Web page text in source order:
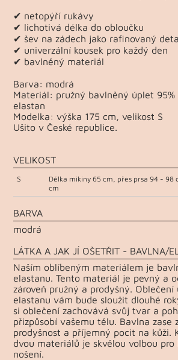
✔ netopýří rukávy
✔ lichotivá délka do obloučku
✔ šev na zádech jako rafinovaný
✔ univerzální kousek pro každý den
✔ bavlněný materiál
Barva: modrá
Materiál: pružný bavlněný úplet 95%
elastan
Modelka: výška 175 cm, velikost S
Ušito v České republice.
VELIKOST
S
Délka mikiny 65 cm, přes prsa 94 - 98
cm
BARVA
modrá
LÁTKA A JAK JÍ OŠETŘIT - BAVLNA/
Naším oblíbeným materiálem je
elastanu. Tento materiál je pevný a
zároveň pružný a prodyšný.
elastanu vám bude sloužit dlouhé
si oblečení zachovává svůj tvar a
přizpůsobí vašemu tělu. Bavlna zase
prodyšnost a příjemný pocit na kůži.
dvou materiálů je skvělou volbou pro
nošení.